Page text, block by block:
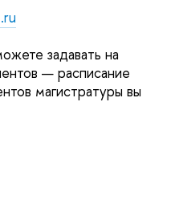
задавать на
— расписание
магистратуры вы